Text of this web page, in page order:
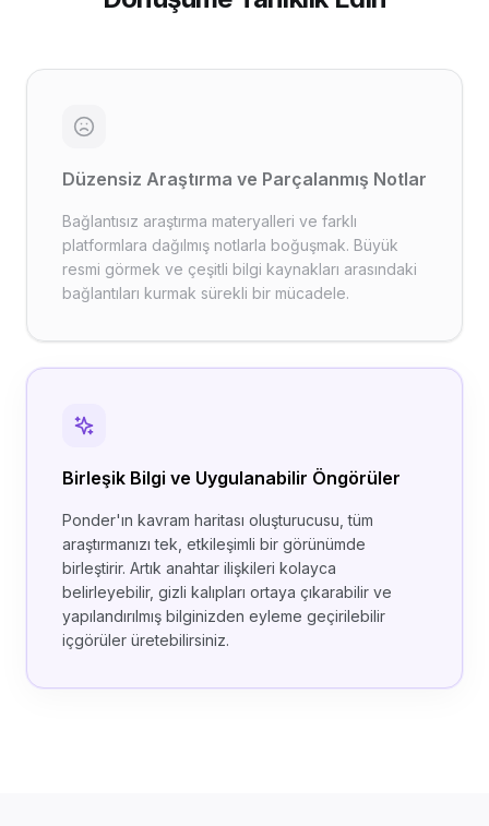
Düzensiz Araştırma ve Parçalanmış Notlar
Bağlantısız araştırma materyalleri ve farklı
platformlara dağılmış notlarla boğuşmak. Büyük
resmi görmek ve çeşitli bilgi kaynakları arasındaki
bağlantıları kurmak sürekli bir mücadele.
Birleşik Bilgi ve Uygulanabilir Öngörüler
Ponder'ın kavram haritası oluşturucusu, tüm
araştırmanızı tek, etkileşimli bir görünümde
birleştirir. Artık anahtar ilişkileri kolayca
belirleyebilir, gizli kalıpları ortaya çıkarabilir ve
yapılandırılmış bilginizden eyleme geçirilebilir
içgörüler üretebilirsiniz.